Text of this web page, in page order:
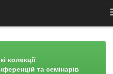
колекції
та семінарів